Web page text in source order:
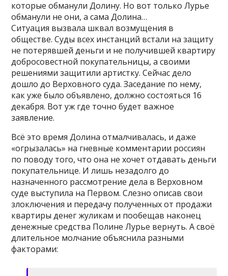
которые обманули Долину. Но вот только Лурье
обманули не они, а сама Долина…
Ситуация вызвала шквал возмущения в
обществе. Суды всех инстанций встали на защиту
не потерявшей деньги и не получившей квартиру
добросовестной покупательницы, а своими
решениями защитили артистку. Сейчас дело
дошло до Верховного суда. Заседание по нему,
как уже было объявлено, должно состояться 16
декабря. Вот уж где точно будет важное
заявление.
Всё это время Долина отмалчивалась, и даже
«огрызалась» на гневные комментарии россиян
по поводу того, что она не хочет отдавать деньги
покупательнице. И лишь незадолго до
назначенного рассмотрение дела в Верховном
суде выступила на Первом. Слезно описав свои
злоключения и передачу полученных от продажи
квартиры денег жуликам и пообещав наконец
денежные средства Полине Лурье вернуть. А своё
длительное молчание объяснила разными
факторами: